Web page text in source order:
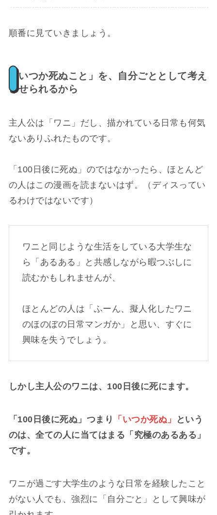
順番に見ていきましょう。
「いつか死ぬこと」を、自分ごととして考え
させられるから
主人公は「ワニ」だし、描かれている日常も何気
ないありふれたものです。
「100日後に死ぬ」のではなかったら、ほとんど
の人はこの漫画を読まないはず。（ディスってい
るわけではないです）
ワニと同じような生活をしている大学生な
ら「あるある」と共感しながら暇つぶしに
読むかもしれませんが、
ほとんどの人は「ふーん、擬人化したワニ
のほのぼの日常マンガか」と思い、すぐに
興味を失うでしょう。
しかし主人公のワニは、100日後に死にます。
「100日後に死ぬ」つまり 「いつか死ぬ」
という
のは、全ての人に当てはまる「究極のあるある」
です。
ワニが過ごす大学生のような日常を経験したこと
がない人でも、強烈に「自分ごと」として興味が